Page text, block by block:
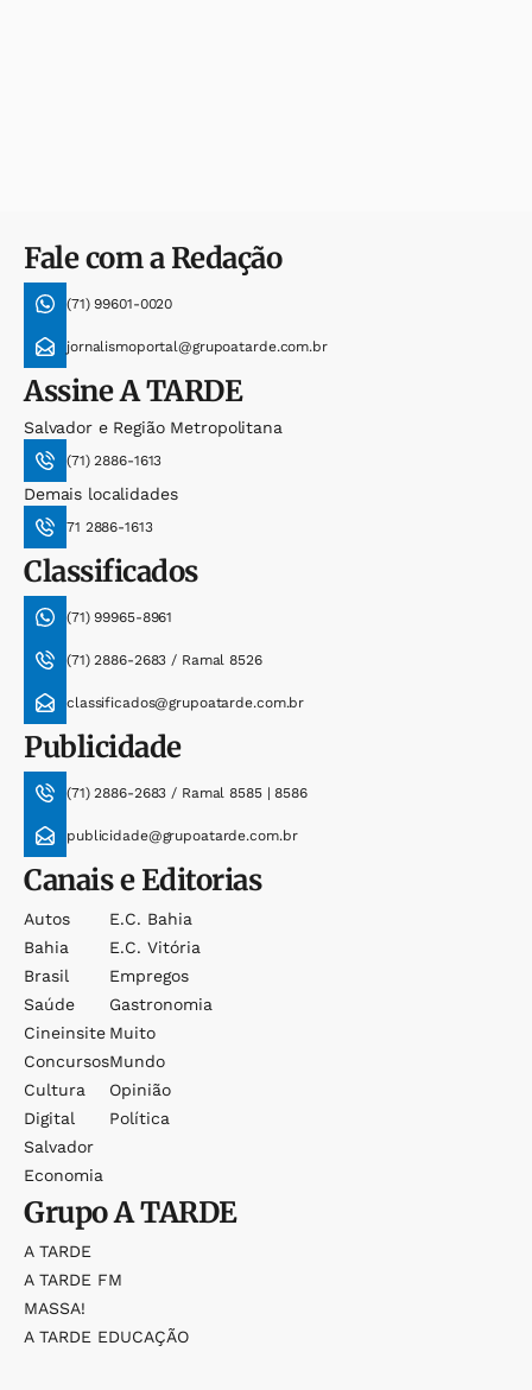
Fale com a Redação
(71) 99601-0020
jornalismoportal@grupoatarde.com.br
AssineA TARDE
Salvador e Região Metropolitana
(71) 2886-1613
Demais localidades
71 2886-1613
Classificados
(71) 99965-8961
(71) 2886-2683 / Ramal 8526
classificados@grupoatarde.com.br
Publicidade
(71) 2886-2683 / Ramal 8585 | 8586
publicidade@grupoatarde.com.br
Canais e Editorias
Autos
Bahia
Brasil
Saúde
Cineinsite
Concursos
Cultura
Digital
Salvador
Economia
E.c. Bahia
E.c. Vitória
Empregos
Gastronomia
Muito
Mundo
Opinião
Política
GrupoA TARDE
A TARDE
A TARDE FM
MASSA!
A TARDE EDUCAÇÃO